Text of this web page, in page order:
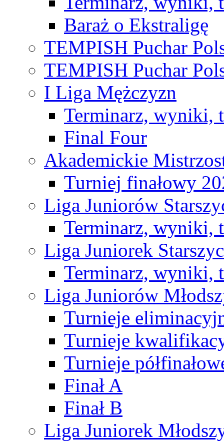
Baraż o Ekstraligę
TEMPISH Puchar
TEMPISH Puchar
I Liga Mężczyzn
Terminarz, wyniki,
Final Four
Akademickie
Turniej finałowy
Liga Juniorów
Terminarz, wyniki,
Liga Juniorek
Terminarz, wyniki,
Liga Juniorów
Turnieje
Turnieje
Turnieje
Finał A
Finał B
Liga Juniorek